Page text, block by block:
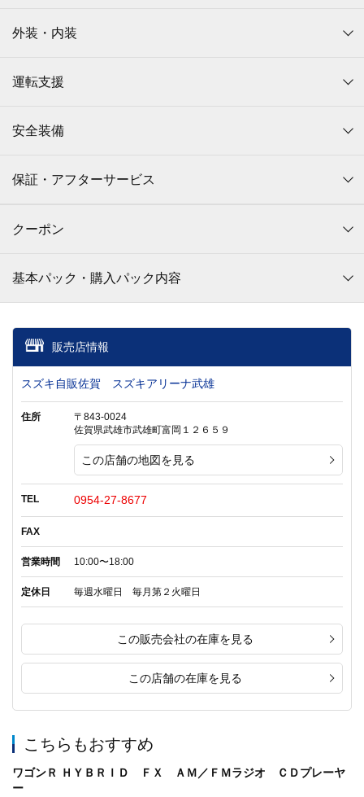
外装・内装
運転支援
安全装備
保証・アフターサービス
クーポン
基本パック・購入パック内容
販売店情報
スズキ自販佐賀 スズキアリーナ武雄
住所
〒843-0024
佐賀県武雄市武雄町富岡１２６５９
この店舗の地図を見る
TEL 0954-27-8677
FAX
営業時間 10:00〜18:00
定休日 毎週水曜日 毎月第２火曜日
この販売会社の在庫を見る
この店舗の在庫を見る
こちらもおすすめ
ワゴンＲ ＨＹＢＲＩＤ ＦＸ ＡＭ／ＦＭラジオ ＣＤプレーヤ
ー